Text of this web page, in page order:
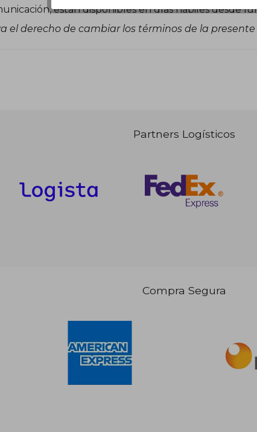
están disponibles en días hábiles desde
el derecho de cambiar los términos de la
Partners Logísticos
Compra Segura